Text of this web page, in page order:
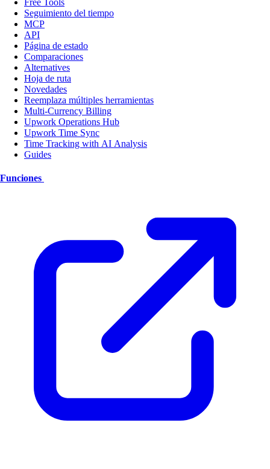
Seguimiento del tiempo
MCP
API
Página de estado
Comparaciones
Alternatives
Hoja de ruta
Novedades
Reemplaza múltiples herramientas
Multi-Currency Billing
Upwork Operations Hub
Upwork Time Sync
Time Tracking with AI Analysis
Guides
Funciones